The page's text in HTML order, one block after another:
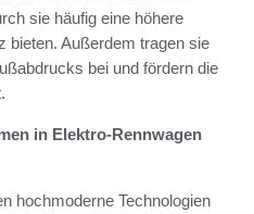
sie häufig eine höhere
bieten. Außerdem tragen sie
bei und fördern die
in Elektro-Rennwagen
hochmoderne Technologien